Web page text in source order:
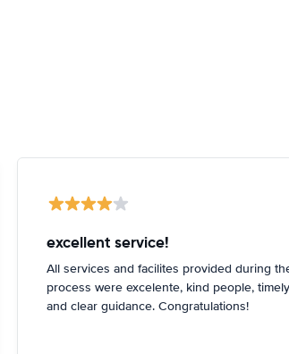
excellent service!
All services and facilites provided during
process were excelente, kind people,
and clear guidance. Congratulations!